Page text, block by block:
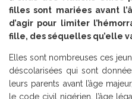
filles sont mariées avant
d’agir pour limiter
fille, des séquelles qu’elle
Elles sont nombreuses ces
déscolarisées qui sont
leurs parents avant l’âge
le code civil nigérien, l’âge